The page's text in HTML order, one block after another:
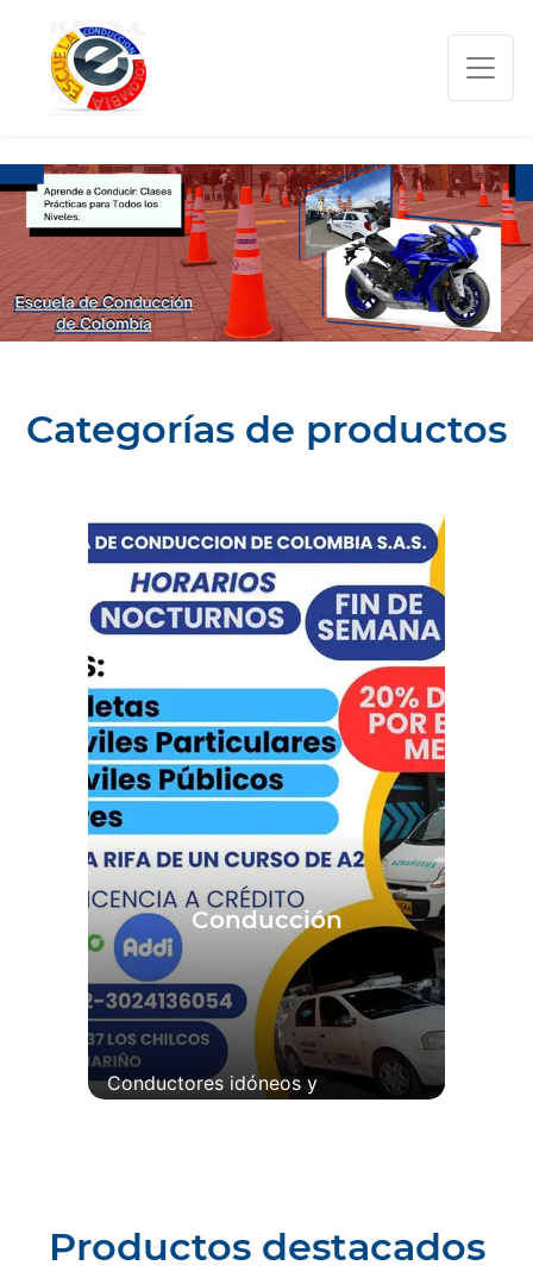
Ceaescolombia
Categorías de productos
Conducción
Conductores idóneos y
Productos destacados